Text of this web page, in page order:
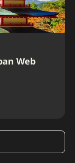
Web
รยากาศโรแมนติก
นต้องรอกี่วัน